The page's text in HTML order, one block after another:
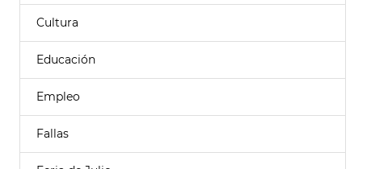
Cultura
Educación
Empleo
Fallas